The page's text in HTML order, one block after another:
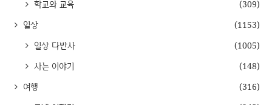
학교와 교육
(309)
일상
(1153)
일상 다반사
(1005)
사는 이야기
(148)
여행
(316)